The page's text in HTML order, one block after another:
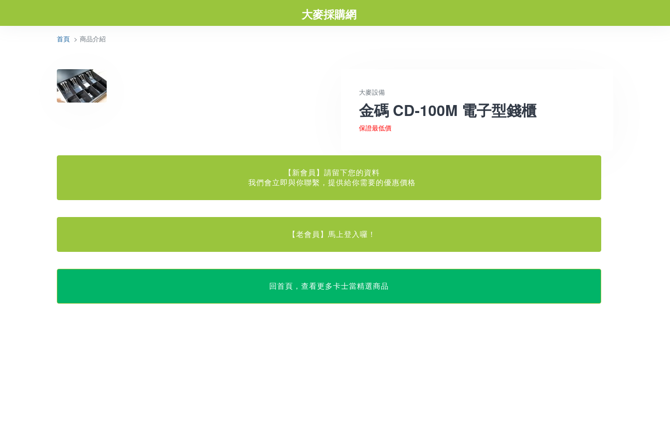
大麥採購網
首頁 > 商品介紹
大麥設備
金碼 CD-100M 電子型錢櫃
保證最低價
【新會員】請留下您的資料
我們會立即與你聯繫，提供給你需要的優惠價格
【老會員】馬上登入囉！
回首頁，查看更多卡士當精選商品